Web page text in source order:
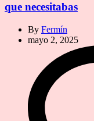
que necesitabas
By Fermín
mayo 2, 2025